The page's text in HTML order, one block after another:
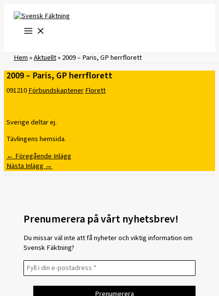
innehåll
Hem»Aktuellt»2009 – Paris, GP herrflorett
2009 – Paris, GP herrflorett
091210FörbundskaptenerFlorett
Sverige deltar ej.
Tävlingens hemsida.
← Föregående Inlägg
Nästa Inlägg →
Prenumerera på vårt nyhetsbrev!
Du missar väl inte att få nyheter och viktig information om
Svensk Fäktning?